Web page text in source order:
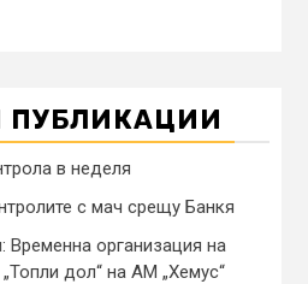
ПУБЛИКАЦИИ
в неделя
с мач срещу Банкя
организация на
дол“ на АМ „Хемус“